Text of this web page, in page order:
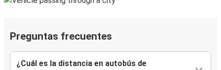
Preguntas frecuentes
¿Cuál es la distancia en autobús de